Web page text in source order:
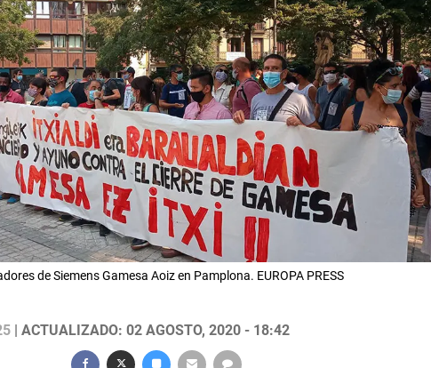
de Siemens Gamesa Aoiz en Pamplona. EUROPA PRESS
| ACTUALIZADO: 02 AGOSTO, 2020 - 18:42